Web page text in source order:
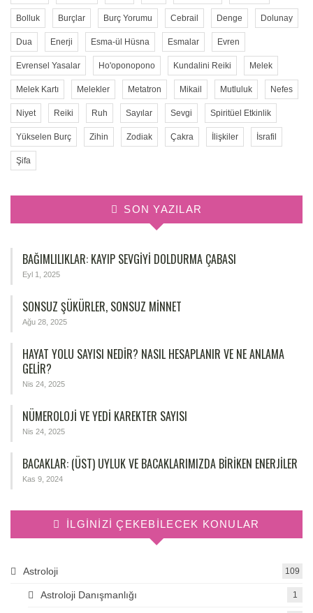
Bolluk Burçlar Burç Yorumu Cebrail Denge Dolunay
Dua Enerji Esma-ül Hüsna Esmalar Evren
Evrensel Yasalar Ho'oponopono Kundalini Reiki Melek
Melek Kartı Melekler Metatron Mikail Mutluluk Nefes
Niyet Reiki Ruh Sayılar Sevgi Spiritüel Etkinlik
Yükselen Burç Zihin Zodiak Çakra İlişkiler İsrafil
Şifa
SON YAZILAR
BAĞIMLILIKLAR: KAYIP SEVGIYI DOLDURMA ÇABASI
Eyl 1, 2025
SONSUZ ŞÜKÜRLER, SONSUZ MINNET
Ağu 28, 2025
HAYAT YOLU SAYISI NEDIR? NASIL HESAPLANIR VE NE ANLAMA
GELIR?
Nis 24, 2025
NÜMEROLOJİ VE YEDİ KAREKTER SAYISI
Nis 24, 2025
BACAKLAR: (ÜST) UYLUK VE BACAKLARIMIZDA BIRIKEN ENERJILER
Kas 9, 2024
İLGINIZI ÇEKEBILECEK KONULAR
Astroloji 109
Astroloji Danışmanlığı 1